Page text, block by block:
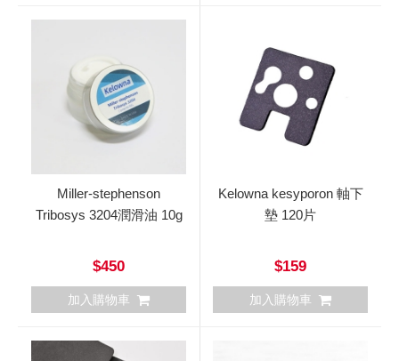
Miller-stephenson
Tribosys 3204潤滑油 10g
$450
加入購物車
Kelowna kesyporon 軸下
墊 120片
$159
加入購物車